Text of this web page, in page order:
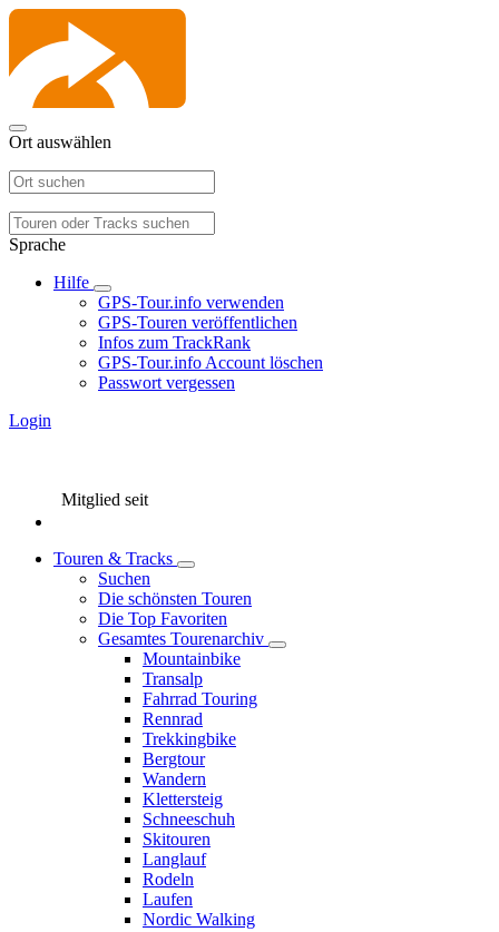
Ort auswählen
Sprache
Hilfe
GPS-Tour.info verwenden
GPS-Touren veröffentlichen
Infos zum TrackRank
GPS-Tour.info Account löschen
Passwort vergessen
Login
Mitglied seit
Touren & Tracks
Suchen
Die schönsten Touren
Die Top Favoriten
Gesamtes Tourenarchiv
Mountainbike
Transalp
Fahrrad Touring
Rennrad
Trekkingbike
Bergtour
Wandern
Klettersteig
Schneeschuh
Skitouren
Langlauf
Rodeln
Laufen
Nordic Walking